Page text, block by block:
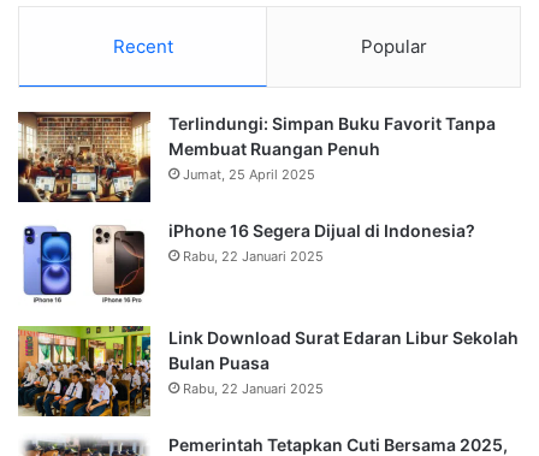
Recent Popular
Terlindungi: Simpan Buku Favorit Tanpa
Membuat Ruangan Penuh
Jumat, 25 April 2025
iPhone 16 Segera Dijual di Indonesia?
Rabu, 22 Januari 2025
Link Download Surat Edaran Libur Sekolah
Bulan Puasa
Rabu, 22 Januari 2025
Pemerintah Tetapkan Cuti Bersama 2025,